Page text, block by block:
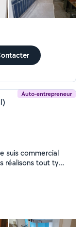
Auto-entrepreneur
réalisons tout type
et le
pour tout
les